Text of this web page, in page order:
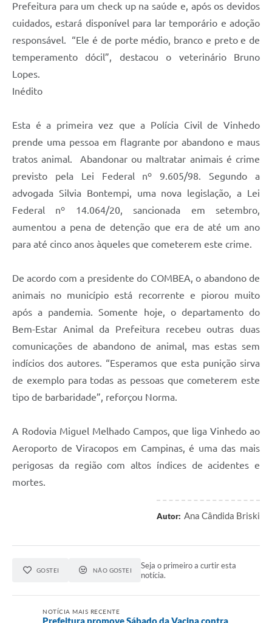
Prefeitura para um check up na saúde e, após os devidos
cuidados, estará disponível para lar temporário e adoção
responsável. “Ele é de porte médio, branco e preto e de
temperamento dócil”, destacou o veterinário Bruno
Lopes.
Inédito
Esta é a primeira vez que a Polícia Civil de Vinhedo
prende uma pessoa em flagrante por abandono e maus
tratos animal. Abandonar ou maltratar animais é crime
previsto pela Lei Federal nº 9.605/98. Segundo a
advogada Silvia Bontempi, uma nova legislação, a Lei
Federal nº 14.064/20, sancionada em setembro,
aumentou a pena de detenção que era de até um ano
para até cinco anos àqueles que cometerem este crime.
De acordo com a presidente do COMBEA, o abandono de
animais no município está recorrente e piorou muito
após a pandemia. Somente hoje, o departamento do
Bem-Estar Animal da Prefeitura recebeu outras duas
comunicações de abandono de animal, mas estas sem
indícios dos autores. “Esperamos que esta punição sirva
de exemplo para todas as pessoas que cometerem este
tipo de barbaridade”, reforçou Norma.
A Rodovia Miguel Melhado Campos, que liga Vinhedo ao
Aeroporto de Viracopos em Campinas, é uma das mais
perigosas da região com altos índices de acidentes e
mortes.
Autor: Ana Cândida Briski
GOSTEI NÃO GOSTEI
Seja o primeiro a curtir esta
notícia.
NOTÍCIA MAIS RECENTE
Prefeitura promove Sábado da Vacina contra